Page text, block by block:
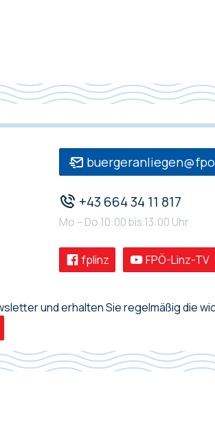
+43 664 34 11 817
Mo – Do 10:00 bis 13:00 Uhr
fplinz FPÖ-Linz-TV
und erhalten Sie regelmäßig die